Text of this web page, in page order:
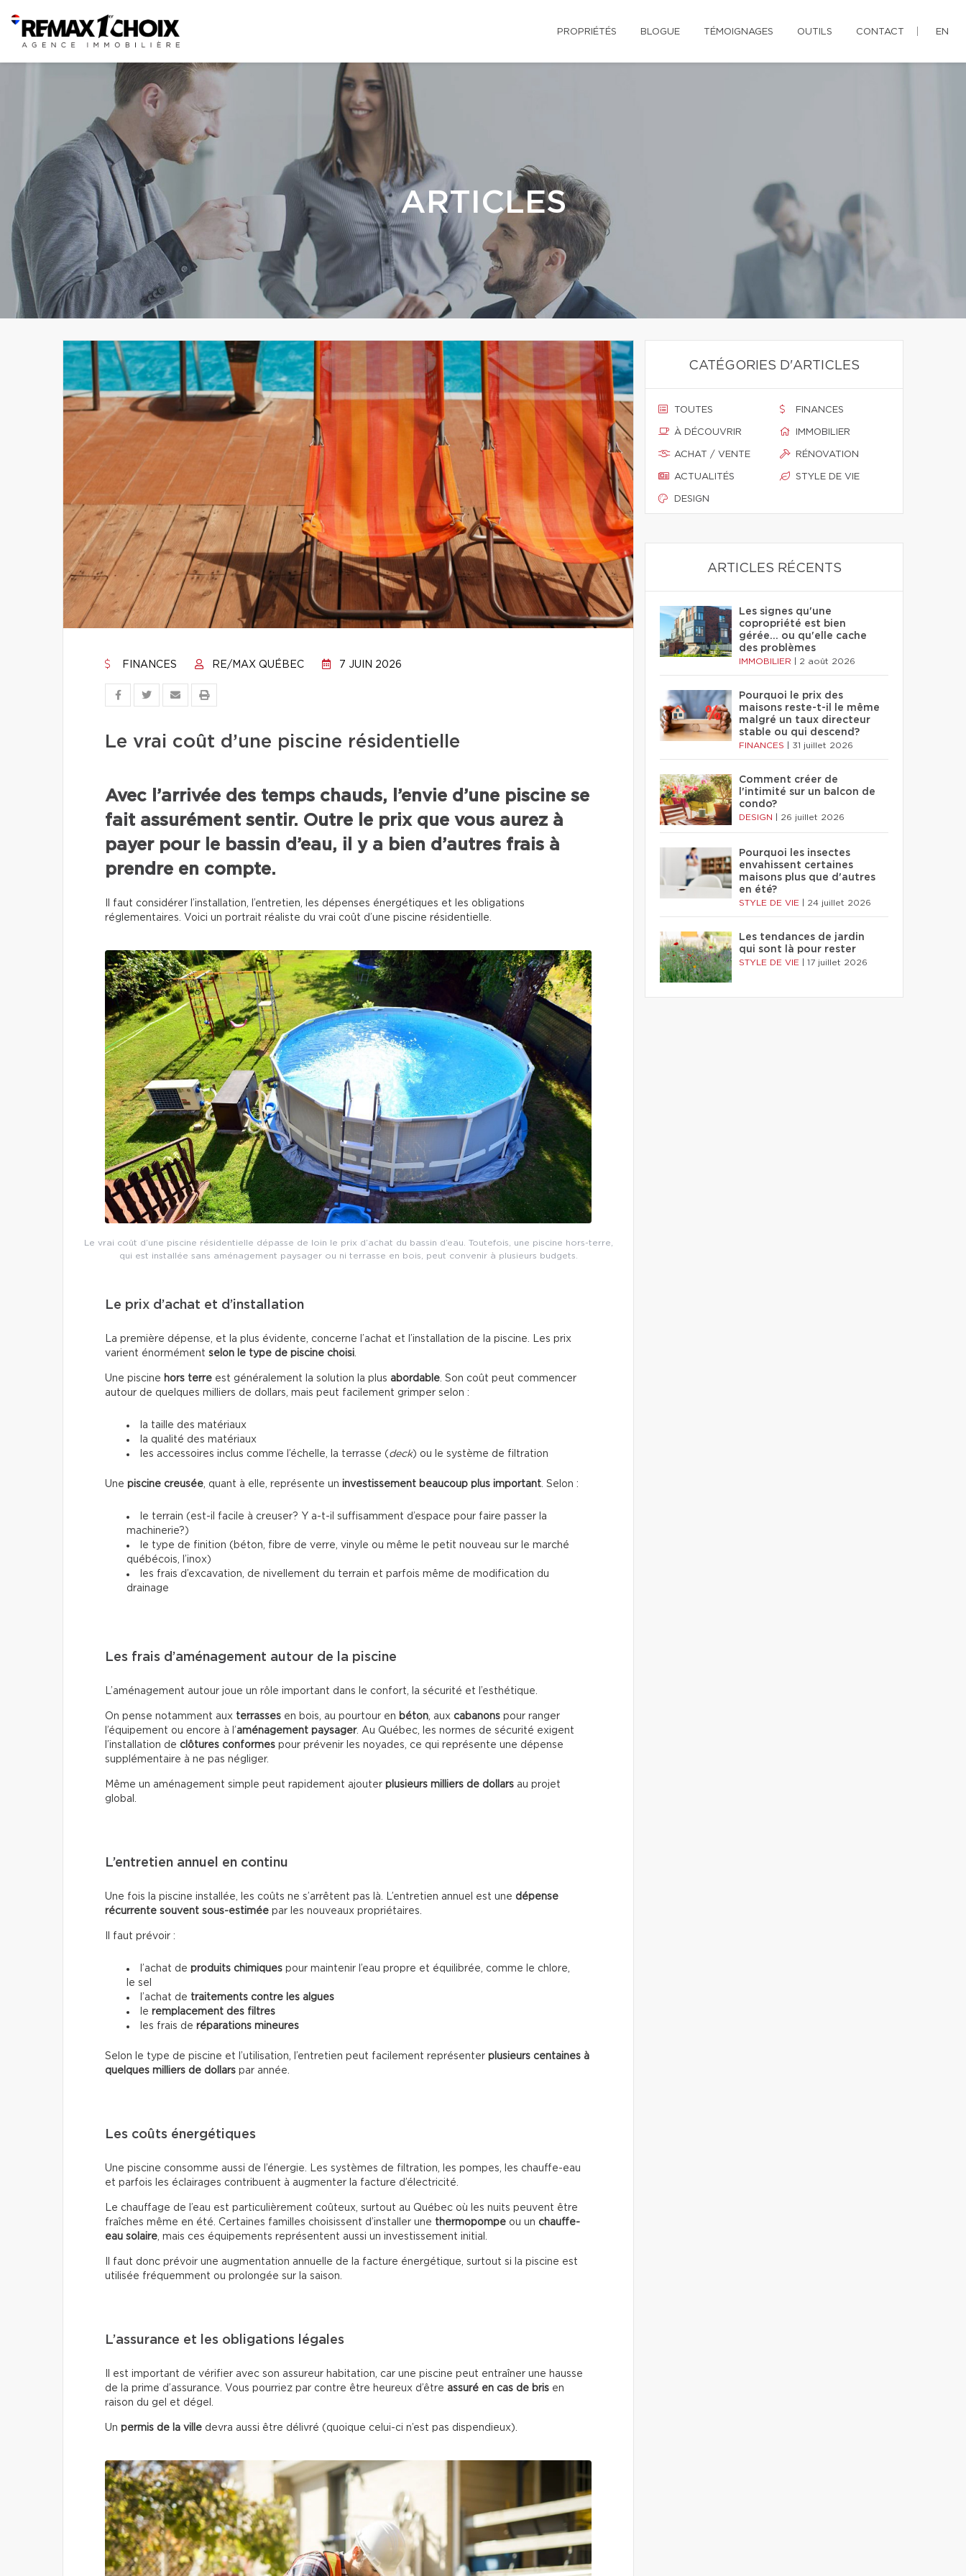
PROPRIÉTÉS BLOGUE TÉMOIGNAGES OUTILS CONTACT EN
ARTICLES
FINANCES RE/MAX QUÉBEC 7 JUIN 2026
Le vrai coût d’une piscine résidentielle
Avec l’arrivée des temps chauds, l’envie d’une piscine se
fait assurément sentir. Outre le prix que vous aurez à
payer pour le bassin d’eau, il y a bien d’autres frais à
prendre en compte.
Il faut considérer l’installation, l’entretien, les dépenses énergétiques et les obligations
réglementaires. Voici un portrait réaliste du vrai coût d’une piscine résidentielle.
Le vrai coût d’une piscine résidentielle dépasse de loin le prix d’achat du bassin d’eau. Toutefois, une piscine hors-terre,
qui est installée sans aménagement paysager ou ni terrasse en bois, peut convenir à plusieurs budgets.
Le prix d’achat et d’installation
La première dépense, et la plus évidente, concerne l’achat et l’installation de la piscine. Les prix
varient énormément selon le type de piscine choisi.
Une piscine hors terre est généralement la solution la plus abordable. Son coût peut commencer
autour de quelques milliers de dollars, mais peut facilement grimper selon :
la taille des matériaux
la qualité des matériaux
les accessoires inclus comme l’échelle, la terrasse ( deck) ou le système de filtration
Une piscine creusée, quant à elle, représente un investissement beaucoup plus important. Selon :
le terrain (est-il facile à creuser? Y a-t-il suffisamment d’espace pour faire passer la
machinerie?)
le type de finition (béton, fibre de verre, vinyle ou même le petit nouveau sur le marché
québécois, l’inox)
les frais d’excavation, de nivellement du terrain et parfois même de modification du
drainage
Les frais d’aménagement autour de la piscine
L’aménagement autour joue un rôle important dans le confort, la sécurité et l’esthétique.
On pense notamment aux terrasses en bois, au pourtour en béton, aux cabanons pour ranger
l’équipement ou encore à l’aménagement paysager. Au Québec, les normes de sécurité exigent
l’installation de clôtures conformes pour prévenir les noyades, ce qui représente une dépense
supplémentaire à ne pas négliger.
Même un aménagement simple peut rapidement ajouter plusieurs milliers de dollars au projet
global.
L’entretien annuel en continu
Une fois la piscine installée, les coûts ne s’arrêtent pas là. L’entretien annuel est une dépense
récurrente souvent sous-estimée par les nouveaux propriétaires.
Il faut prévoir :
l’achat de produits chimiques pour maintenir l’eau propre et équilibrée, comme le chlore,
le sel
l’achat de traitements contre les algues
le remplacement des filtres
les frais de réparations mineures
Selon le type de piscine et l’utilisation, l’entretien peut facilement représenter plusieurs centaines à
quelques milliers de dollars par année.
Les coûts énergétiques
Une piscine consomme aussi de l’énergie. Les systèmes de filtration, les pompes, les chauffe-eau
et parfois les éclairages contribuent à augmenter la facture d’électricité.
Le chauffage de l’eau est particulièrement coûteux, surtout au Québec où les nuits peuvent être
fraîches même en été. Certaines familles choisissent d’installer une thermopompe ou un chauffe-
eau solaire, mais ces équipements représentent aussi un investissement initial.
Il faut donc prévoir une augmentation annuelle de la facture énergétique, surtout si la piscine est
utilisée fréquemment ou prolongée sur la saison.
L’assurance et les obligations légales
Il est important de vérifier avec son assureur habitation, car une piscine peut entraîner une hausse
de la prime d’assurance. Vous pourriez par contre être heureux d’être assuré en cas de bris en
raison du gel et dégel.
Un permis de la ville devra aussi être délivré (quoique celui-ci n’est pas dispendieux).
CATÉGORIES D'ARTICLES
TOUTES
À DÉCOUVRIR
ACHAT / VENTE
ACTUALITÉS
DESIGN
FINANCES
IMMOBILIER
RÉNOVATION
STYLE DE VIE
ARTICLES RÉCENTS
Les signes qu'une
copropriété est bien
gérée… ou qu'elle cache
des problèmes
IMMOBILIER 2 août 2026
Pourquoi le prix des
maisons reste-t-il le même
malgré un taux directeur
stable ou qui descend?
FINANCES 31 juillet 2026
Comment créer de
l'intimité sur un balcon de
condo?
DESIGN 26 juillet 2026
Pourquoi les insectes
envahissent certaines
maisons plus que d'autres
en été?
STYLE DE VIE 24 juillet 2026
Les tendances de jardin
qui sont là pour rester
STYLE DE VIE 17 juillet 2026